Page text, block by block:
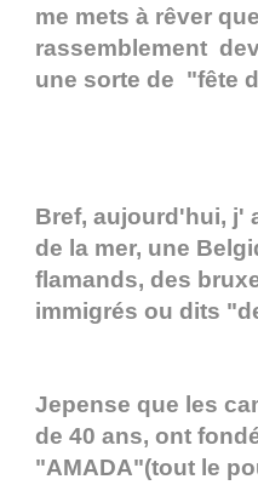
me mets à rêver
rassemblement
une sorte de "fête
Bref, aujourd'hui, j'
de la mer, une
flamands, des
immigrés ou dits
Jepense que les
de 40 ans, ont
"AMADA"(tout le